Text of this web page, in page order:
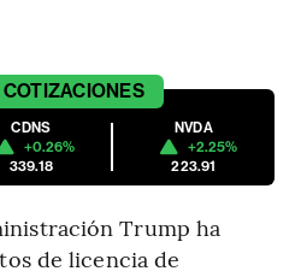
COTIZACIONES
CDNS
+0.26%
339.18
NVDA
+2.25%
223.91
Trump ha
de licencia de